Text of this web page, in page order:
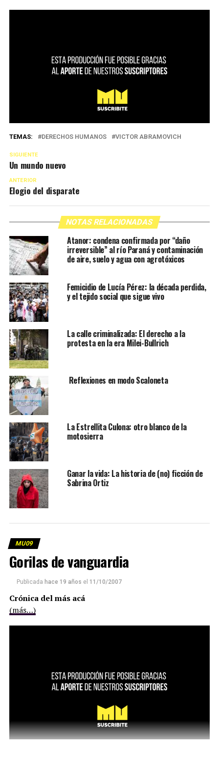
TEMAS: DERECHOS HUMANOS VICTOR ABRAMOVICH
SIGUIENTE
Un mundo nuevo
ANTERIOR
Elogio del disparate
NOTAS RELACIONADAS
Atanor: condena confirmada por “daño
irreversible” al río Paraná y contaminación
de aire, suelo y agua con agrotóxicos
Femicidio de Lucía Pérez: la década perdida,
y el tejido social que sigue vivo
La calle criminalizada: El derecho a la
protesta en la era Milei-Bullrich
Reflexiones en modo Scaloneta
La Estrellita Culona: otro blanco de la
motosierra
Ganar la vida: La historia de (no) ficción de
Sabrina Ortiz
MU09
Gorilas de vanguardia
Publicada hace 19 años el 11/10/2007
Crónica del más acá
(más…)